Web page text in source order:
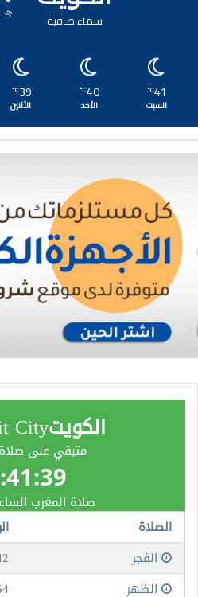
سماء صافية
41
℃
السبت
40
℃
الأحد
39
℃
الأثنين